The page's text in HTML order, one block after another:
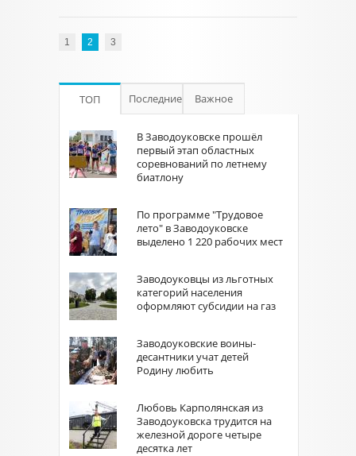
1 2 3
ТОП Последние Важное
В Заводоуковске прошёл
первый этап областных
соревнований по летнему
биатлону
По программе "Трудовое
лето" в Заводоуковске
выделено 1 220 рабочих мест
Заводоуковцы из льготных
категорий населения
оформляют субсидии на газ
Заводоуковские воины-
десантники учат детей
Родину любить
Любовь Карполянская из
Заводоуковска трудится на
железной дороге четыре
десятка лет